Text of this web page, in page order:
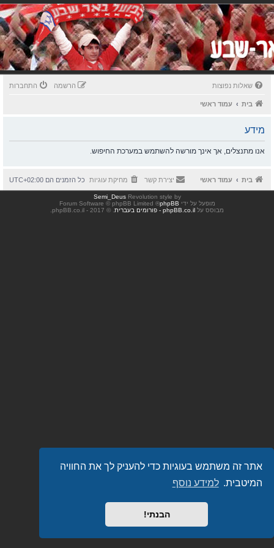
אתר זה משתמש בעוגיות כדי להעניק לך את החוויה
המיטבית. למידע נוסף
הבנתי!
שאלות נפוצות התחברות הרשמה
בית עמוד ראשי
מידע
אנו מתנצלים, אך אינך מורשה להשתמש במערכת החיפוש.
בית עמוד ראשי כל הזמנים הם UTC+02:00 מחיקת עוגיות יצירת קשר
Revolution style by
Semi_Deus
מופעל על ידי phpBB
® Forum Software © phpBB Limited
מבוסס על phpBB.co.il - פורומים בעברית . © 2017 - phpBB.co.il.